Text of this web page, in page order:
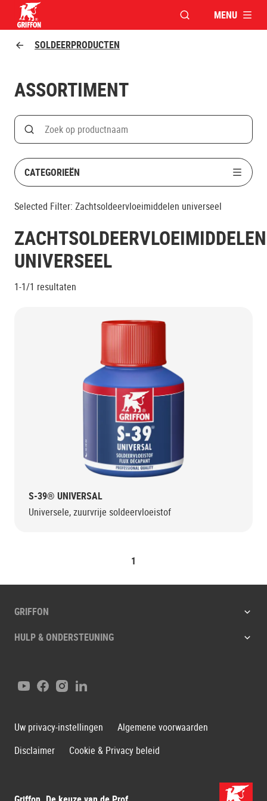
VENSTER OPENEN
MENU
SOLDEERPRODUCTEN
ASSORTIMENT
Search
Zoek op productnaam
CATEGORIEËN
Selected Filter: Zachtsoldeervloeimiddelen universeel
ZACHTSOLDEERVLOEIMIDDELEN
UNIVERSEEL
1-1/1 resultaten
S-39® UNIVERSAL
Universele, zuurvrije soldeervloeistof
1
GRIFFON
HULP & ONDERSTEUNING
YouTubeFacebook
Instagram
LinkedIn
Uw privacy-instellingen
Algemene voorwaarden
Disclaimer
Cookie & Privacy beleid